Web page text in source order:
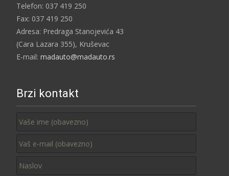
Telefon: 037 419 250
Fax: 037 419 250
Adresa: Predraga Stanojevića 43
(Cara Lazara 355), Kruševac
E-mail: madauto@madauto.rs
Brzi kontakt